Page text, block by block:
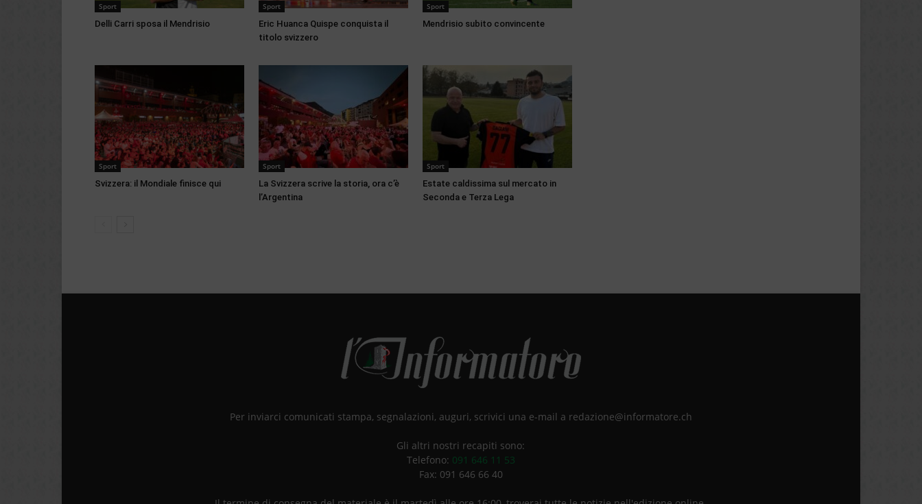
Sport
Delli Carri sposa il Mendrisio
Sport
Eric Huanca Quispe conquista il
titolo svizzero
Sport
Mendrisio subito convincente
Sport
Svizzera: il Mondiale finisce qui
Sport
La Svizzera scrive la storia, ora c’è
l’Argentina
Sport
Estate caldissima sul mercato in
Seconda e Terza Lega
Per inviarci comunicati stampa, segnalazioni, auguri, scrivici una e-mail a redazione@informatore.ch
Gli altri nostri recapiti sono:
Telefono: 091 646 11 53
Fax: 091 646 66 40